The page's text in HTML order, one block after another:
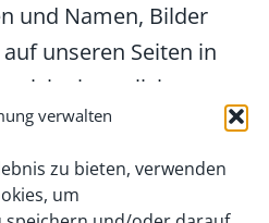
verwalten
zu bieten, verwenden
um
und Namen, Bilder
unseren Seiten in
solche kenntlich
einer solchen
jedoch nicht,
freien Namen, ein